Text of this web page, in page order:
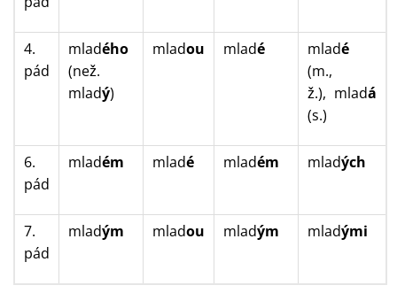
4.
pád
mladého
(než.
mladý)
mladou mladé mladé
(m.,
ž.), mladá
(s.)
6.
pád
mladém mladé mladém mladých
7.
pád
mladým mladou mladým mladými